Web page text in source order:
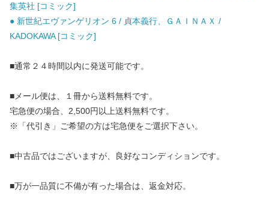
集英社 [コミック]
● 新世紀エヴァンゲリオン 6 / 貞本義行、ＧＡＩＮＡＸ /
KADOKAWA [コミック]
■通常２４時間以内に発送可能です。
■メール便は、１冊から送料無料です。
宅急便の場合、2,500円以上送料無料です。
※「代引き」ご希望の方は宅急便をご選択下さい。
■中古品ではございますが、良好なコンディションです。
■万が一品質に不備が有った場合は、返金対応。